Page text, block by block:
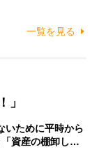
一覧を見る
」
いために平時から
「資産の棚卸し…